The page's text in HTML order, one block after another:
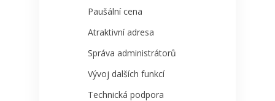
Paušální cena
Atraktivní adresa
Správa administrátorů
Vývoj dalších funkcí
Technická podpora